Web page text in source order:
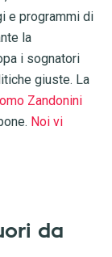
e programmi di
la
i sognatori
giuste. La
Zandonini
Noi vi
da